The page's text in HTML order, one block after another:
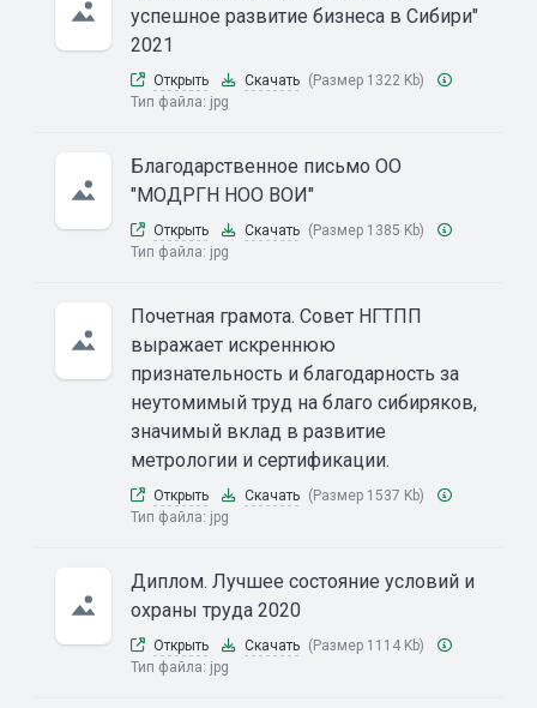
успешное развитие бизнеса в Сибири"
2021
Открыть Скачать (Размер 1322 Kb)
Тип файла: jpg
Благодарственное письмо ОО
"МОДРГН НОО ВОИ"
Открыть Скачать (Размер 1385 Kb)
Тип файла: jpg
Почетная грамота. Совет НГТПП
выражает искреннюю
признательность и благодарность за
неутомимый труд на благо сибиряков,
значимый вклад в развитие
метрологии и сертификации.
Открыть Скачать (Размер 1537 Kb)
Тип файла: jpg
Диплом. Лучшее состояние условий и
охраны труда 2020
Открыть Скачать (Размер 1114 Kb)
Тип файла: jpg